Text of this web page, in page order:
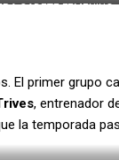
CADETE FEMENINO
El primer grupo
, entrenador
la temporada